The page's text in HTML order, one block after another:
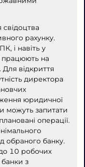
рахунку.
і навіть у
працюють на
Для відкриття
директора
юридичної
можуть запитати
операції.
обраного банку.
10 робочих
з